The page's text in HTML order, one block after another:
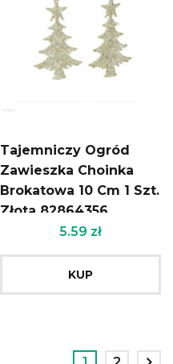
Tajemniczy Ogród
Zawieszka Choinka
Brokatowa 10 Cm 1 Szt.
Złota 82864356
5.59 zł
KUP